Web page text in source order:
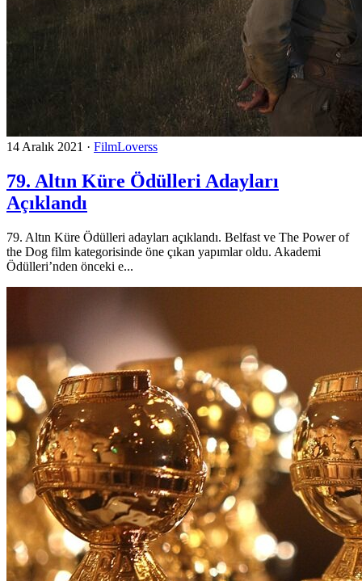
14 Aralık 2021 · FilmLoverss
79. Altın Küre Ödülleri Adayları
Açıklandı
79. Altın Küre Ödülleri adayları açıklandı. Belfast ve The Power of
the Dog film kategorisinde öne çıkan yapımlar oldu. Akademi
Ödülleri’nden önceki e...